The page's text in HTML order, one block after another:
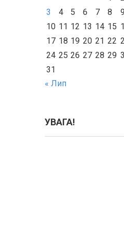
3
4 5 6 7 8
9
10 11 12 13 14 15
17 18 19 20 21 22
24 25 26 27 28 29
31
« Лип
УВАГА!